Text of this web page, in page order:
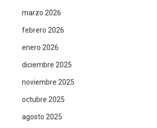
marzo 2026
febrero 2026
enero 2026
diciembre 2025
noviembre 2025
octubre 2025
agosto 2025